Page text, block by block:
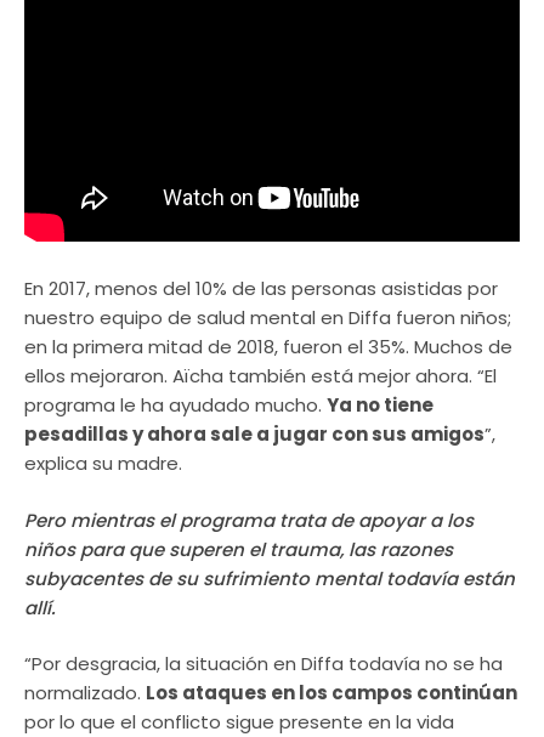
En 2017, menos del 10% de las personas asistidas por
nuestro equipo de salud mental en Diffa fueron niños;
en la primera mitad de 2018, fueron el 35%. Muchos de
ellos mejoraron. Aïcha también está mejor ahora. “El
programa le ha ayudado mucho. Ya no tiene
pesadillas y ahora sale a jugar con sus amigos”,
explica su madre.
Pero mientras el programa trata de apoyar a los
niños para que superen el trauma, las razones
subyacentes de su sufrimiento mental todavía están
allí.
“Por desgracia, la situación en Diffa todavía no se ha
normalizado. Los ataques en los campos continúan
por lo que el conflicto sigue presente en la vida